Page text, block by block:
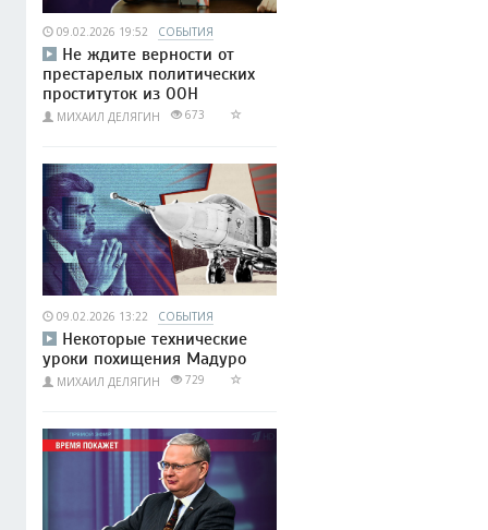
09.02.2026 19:52 СОБЫТИЯ
Не ждите верности от
престарелых политических
проституток из ООН
МИХАИЛ ДЕЛЯГИН 673
09.02.2026 13:22 СОБЫТИЯ
Некоторые технические
уроки похищения Мадуро
МИХАИЛ ДЕЛЯГИН 729